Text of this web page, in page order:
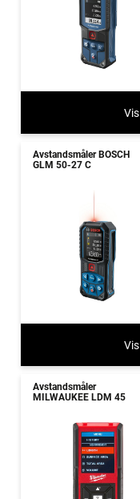
Vis
Avstandsmåler BOSCH
GLM 50-27 C
Vis
Avstandsmåler
MILWAUKEE LDM 45